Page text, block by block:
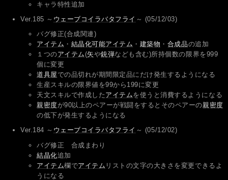
キャラ特性追加
Ver.185 ～ ウェーブコイラバタフライ ～ (05/12/03)
バグ修正(合成関連)
アイテム ・ 結晶化可能アイテム ・ 建築物 ・ 合成品の追加
１つのアイテム(矢や銃弾なども含む)所持個数の限界を999
個に変更
道具屋 での品切れが期間限定品にだけ発生するようになる
生産スキルの限界値を99から199に変更
天文スキルで作成したアイテムを使うと消費するようになる
親密度が90以上のペアーが戦闘をするとそのペアーの親密度
の低下が発生するようになる
Ver.184 ～ ウェーブコイラバタフライ ～ (05/12/02)
バグ修正 合成まわり
結晶化追加
アイテム欄でアイテム リストの文字の大きさを変更できるよ
うになる